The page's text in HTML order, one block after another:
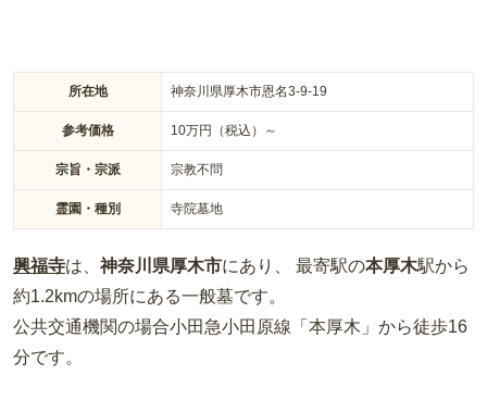
所在地 神奈川県厚木市恩名3-9-19
参考価格 10万円（税込）～
宗旨・宗派 宗教不問
霊園・種別 寺院墓地
興福寺は、 神奈川県厚木市にあり、 最寄駅の本厚木駅から
約1.2kmの場所にある一般墓です。
公共交通機関の場合小田急小田原線「本厚木」から徒歩16
分です。